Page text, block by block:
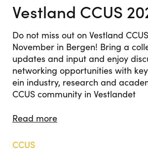
Vestland CCUS
Do not miss out on Vestland
November in Bergen! Bring a
updates and input and enjoy
networking opportunities with
ein industry, research and
CCUS community in Vestlandet
Read more
CCUS